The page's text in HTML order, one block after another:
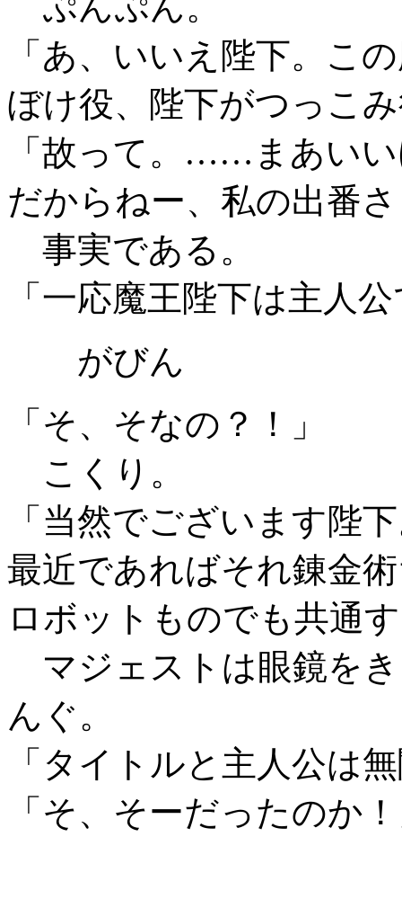
「あ、いいえ陛下。こ
ぼけ役、陛下がつっこ
「故って。……まあい
だからねー、私の出番
事実である。
「一応魔王陛下は主人
がびん
「そ、そなの？！」
こくり。
「当然でございます陛
最近であればそれ錬金
ロボットものでも共通
マジェストは眼鏡を
んぐ。
「タイトルと主人公は
「そ、そーだったのか